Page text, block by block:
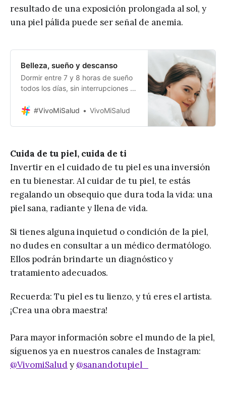
resultado de una exposición prolongada al sol, y
una piel pálida puede ser señal de anemia.
Belleza, sueño y descanso
Dormir entre 7 y 8 horas de sueño
todos los días, sin interrupciones y
las células del cuerpo se regeneren
prematuro…
#VivoMiSalud VivoMiSalud
Cuida de tu piel, cuida de ti
Invertir en el cuidado de tu piel es una inversión
en tu bienestar. Al cuidar de tu piel, te estás
regalando un obsequio que dura toda la vida: una
piel sana, radiante y llena de vida.
Si tienes alguna inquietud o condición de la piel,
no dudes en consultar a un médico dermatólogo.
Ellos podrán brindarte un diagnóstico y
tratamiento adecuados.
Recuerda: Tu piel es tu lienzo, y tú eres el artista.
¡Crea una obra maestra!
Para mayor información sobre el mundo de la piel,
síguenos ya en nuestros canales de Instagram:
@VivomiSaludy @sanandotupiel_